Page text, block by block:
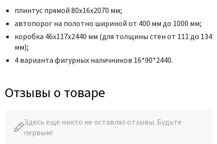
Venezia Unique
Verum
Viporte
Zadoor
плинтус прямой 80х16х2070 мм;
автопорог на полотно шириной от 400 мм до 1000 мм;
коробка 46x117x2440 мм (для толщины стен от 111 до 134
мм);
4 варианта фигурных наличников 16*90*2440.
Отзывы о товаре
Здесь еще никто не оставлял отзывы. Будьте
первым!